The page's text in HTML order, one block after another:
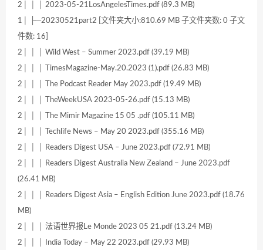
2│ │ │ 2023-05-21LosAngelesTimes.pdf (89.3 MB)
1│ ├─20230521part2 [文件夹大小:810.69 MB 子文件夹数: 0 子文
件数: 16]
2│ │ │ Wild West – Summer 2023.pdf (39.19 MB)
2│ │ │ TimesMagazine-May.20.2023 (1).pdf (26.83 MB)
2│ │ │ The Podcast Reader May 2023.pdf (19.49 MB)
2│ │ │ TheWeekUSA 2023-05-26.pdf (15.13 MB)
2│ │ │ The Mimir Magazine 15 05 .pdf (105.11 MB)
2│ │ │ Techlife News – May 20 2023.pdf (355.16 MB)
2│ │ │ Readers Digest USA – June 2023.pdf (72.91 MB)
2│ │ │ Readers Digest Australia New Zealand – June 2023.pdf
(26.41 MB)
2│ │ │ Readers Digest Asia – English Edition June 2023.pdf (18.76
MB)
2│ │ │ 法语世界报Le Monde 2023 05 21.pdf (13.24 MB)
2│ │ │ India Today – May 22 2023.pdf (29.93 MB)